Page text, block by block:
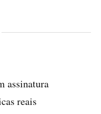
assinatura
reais